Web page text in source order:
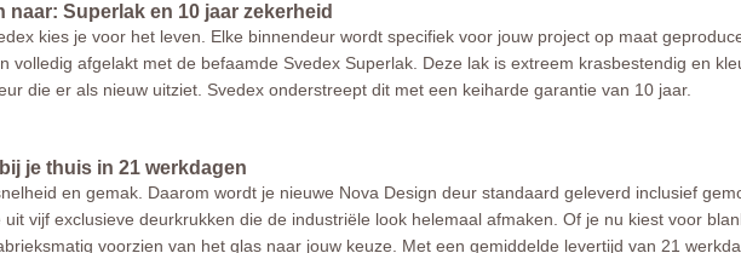
naar: Superlak en 10 jaar zekerheid
kies je voor het leven. Elke binnendeur wordt specifiek voor jouw project op maat
volledig afgelakt met de befaamde Svedex Superlak. Deze lak is extreem krasbestendig en
die er als nieuw uitziet. Svedex onderstreept dit met een keiharde garantie van 10 jaar.
je thuis in 21 werkdagen
en gemak. Daarom wordt je nieuwe Nova Design deur standaard geleverd inclusief
vijf exclusieve deurkrukken die de industriële look helemaal afmaken. Of je nu kiest voor
voorzien van het glas naar jouw keuze. Met een gemiddelde levertijd van 21